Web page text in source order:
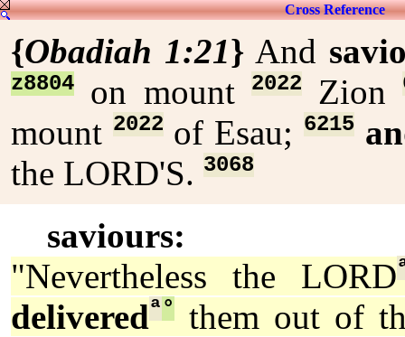
Cross Reference
{Obadiah 1:21} And
z8804 on mount 2022 Zion
mount 2022 of Esau; 6215
the LORD'S. 3068
saviours:
"Nevertheless the LORD
deliveredª°
them out of